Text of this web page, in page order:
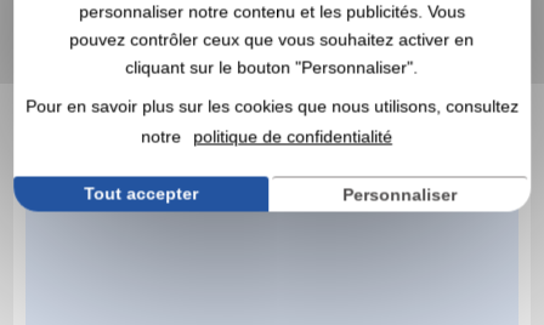
personnaliser notre contenu et les publicités. Vous
pouvez contrôler ceux que vous souhaitez activer en
cliquant sur le bouton "Personnaliser".
Pour en savoir plus sur les cookies que nous utilisons, consultez
notre
politique de confidentialité
Tout accepter Personnaliser